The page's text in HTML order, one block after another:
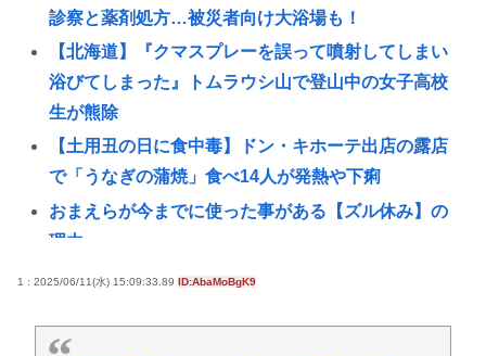
診察と薬剤処方…被災者向け大浴場も！
【北海道】『クマスプレーを誤って噴射してしまい
浴びてしまった』トムラウシ山で登山中の女子高校
生が熊除
【土用丑の日に食中毒】ドン・キホーテ出店の露店
で「うなぎの蒲焼」食べ14人が発熱や下痢
おまえらが今までに使った事がある【ズル休み】の
理由
【悲報】女子自転車競技、ブラに綿を詰めまくって
パズー「お父さん嘘つき呼ばわりされて死んじゃっ
1 : 2025/06/11(水) 15:09:33.89 ID:AbaMoBgK9